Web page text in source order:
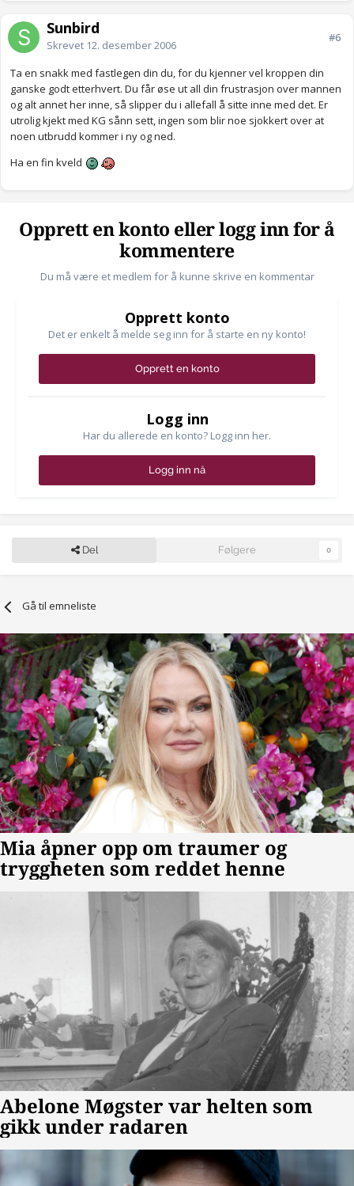
Sunbird
Skrevet 12. desember 2006
#6
Ta en snakk med fastlegen din du, for du kjenner vel kroppen din
ganske godt etterhvert. Du får øse ut all din frustrasjon over mannen
og alt annet her inne, så slipper du i allefall å sitte inne med det. Er
utrolig kjekt med KG sånn sett, ingen som blir noe sjokkert over at
noen utbrudd kommer i ny og ned.
Ha en fin kveld
Opprett en konto eller logg inn for å
kommentere
Du må være et medlem for å kunne skrive en kommentar
Opprett konto
Det er enkelt å melde seg inn for å starte en ny konto!
Opprett en konto
Logg inn
Har du allerede en konto? Logg inn her.
Logg inn nå
Del Følgere 0
Gå til emneliste